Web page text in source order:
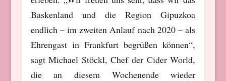
Baskenland und die Region Gipuzkoa
endlich – im zweiten Anlauf nach 2020 – als
Ehrengast in Frankfurt begrüßen können“,
sagt Michael Stöckl, Chef der Cider World,
die an diesem Wochenende wieder